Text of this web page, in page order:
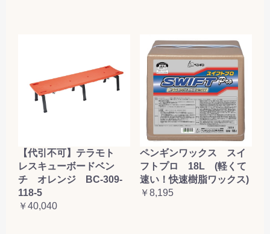
【代引不可】テラモト
レスキューボードベン
チ オレンジ BC-309-
118-5
￥40,040
ペンギンワックス スイ
フトプロ 18L (軽くて
速い！快速樹脂ワックス)
￥8,195